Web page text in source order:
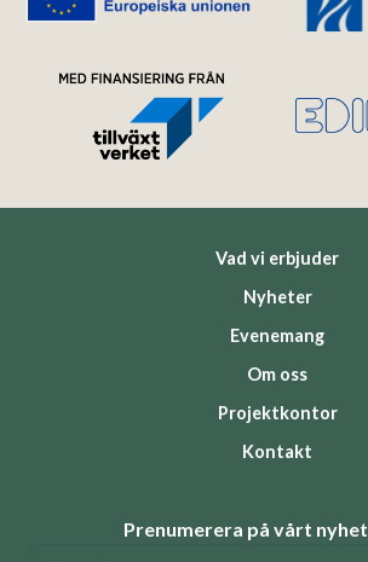
Vad vi erbjuder
Nyheter
Evenemang
Om oss
Projektkontor
Kontakt
Prenumerera på vårt